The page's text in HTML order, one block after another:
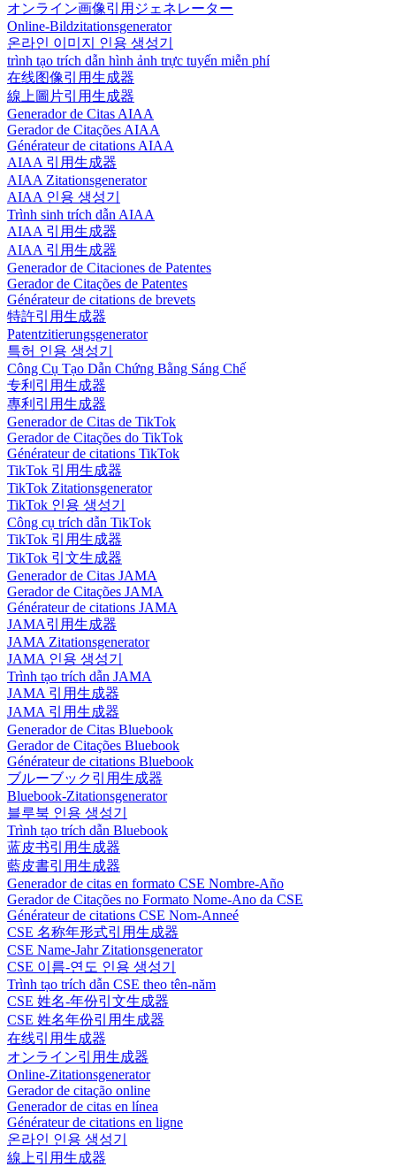
オンライン画像引用ジェネレーター
Online-Bildzitationsgenerator
온라인 이미지 인용 생성기
trình tạo trích dẫn hình ảnh trực tuyến miễn phí
在线图像引用生成器
線上圖片引用生成器
Generador de Citas AIAA
Gerador de Citações AIAA
Générateur de citations AIAA
AIAA 引用生成器
AIAA Zitationsgenerator
AIAA 인용 생성기
Trình sinh trích dẫn AIAA
AIAA 引用生成器
AIAA 引用生成器
Generador de Citaciones de Patentes
Gerador de Citações de Patentes
Générateur de citations de brevets
特許引用生成器
Patentzitierungsgenerator
특허 인용 생성기
Công Cụ Tạo Dẫn Chứng Bằng Sáng Chế
专利引用生成器
專利引用生成器
Generador de Citas de TikTok
Gerador de Citações do TikTok
Générateur de citations TikTok
TikTok 引用生成器
TikTok Zitationsgenerator
TikTok 인용 생성기
Công cụ trích dẫn TikTok
TikTok 引用生成器
TikTok 引文生成器
Generador de Citas JAMA
Gerador de Citações JAMA
Générateur de citations JAMA
JAMA引用生成器
JAMA Zitationsgenerator
JAMA 인용 생성기
Trình tạo trích dẫn JAMA
JAMA 引用生成器
JAMA 引用生成器
Generador de Citas Bluebook
Gerador de Citações Bluebook
Générateur de citations Bluebook
ブルーブック引用生成器
Bluebook-Zitationsgenerator
블루북 인용 생성기
Trình tạo trích dẫn Bluebook
蓝皮书引用生成器
藍皮書引用生成器
Generador de citas en formato CSE Nombre-Año
Gerador de Citações no Formato Nome-Ano da CSE
Générateur de citations CSE Nom-Anneé
CSE 名称年形式引用生成器
CSE Name-Jahr Zitationsgenerator
CSE 이름-연도 인용 생성기
Trình tạo trích dẫn CSE theo tên-năm
CSE 姓名-年份引文生成器
CSE 姓名年份引用生成器
在线引用生成器
オンライン引用生成器
Online-Zitationsgenerator
Gerador de citação online
Generador de citas en línea
Générateur de citations en ligne
온라인 인용 생성기
線上引用生成器